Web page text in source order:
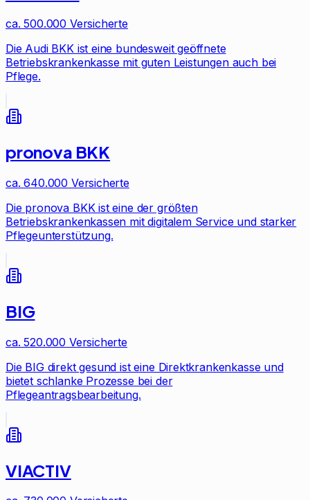
ca. 500.000 Versicherte
Die Audi BKK ist eine bundesweit geöffnete
Betriebskrankenkasse mit guten Leistungen auch bei
Pflege.
pronova BKK
ca. 640.000 Versicherte
Die pronova BKK ist eine der größten
Betriebskrankenkassen mit digitalem Service und starker
Pflegeunterstützung.
BIG
ca. 520.000 Versicherte
Die BIG direkt gesund ist eine Direktkrankenkasse und
bietet schlanke Prozesse bei der
Pflegeantragsbearbeitung.
VIACTIV